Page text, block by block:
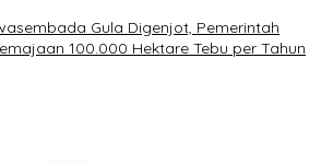
Gula Digenjot, Pemerintah
100.000 Hektare Tebu per Tahun